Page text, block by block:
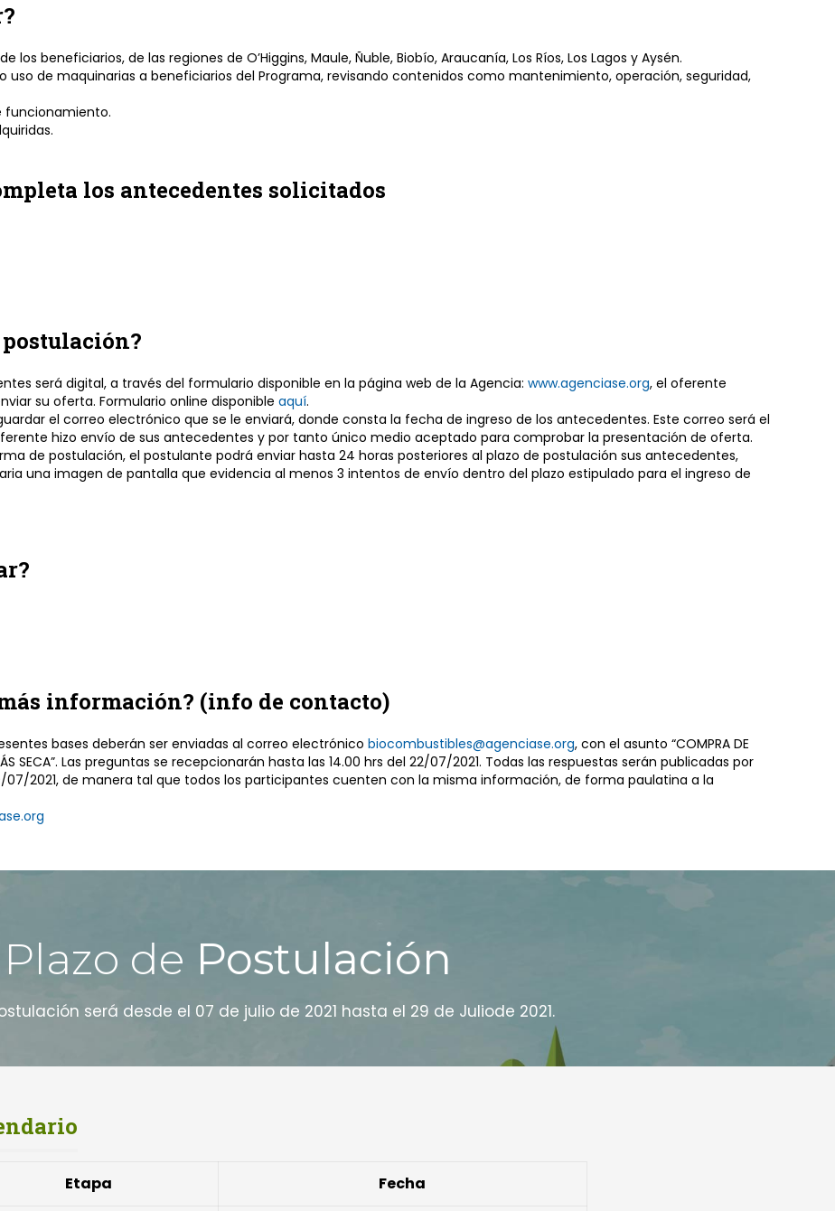
beneficiarios, de las regiones de O’Higgins, Maule, Ñuble, Biobío, Araucanía, Los Ríos, Los Lagos y Aysén.
de maquinarias a beneficiarios del Programa, revisando contenidos como mantenimiento, operación, seguridad,
funcionamiento.
los antecedentes solicitados
postulación?
será digital, a través del formulario disponible en la página web de la Agencia:www.agenciase.org, el oferente
su oferta. Formulario online disponibleaquí.
el correo electrónico que se le enviará, donde consta la fecha de ingreso de los antecedentes. Este correo será el
hizo envío de sus antecedentes y por tanto único medio aceptado para comprobar la presentación de oferta.
de postulación, el postulante podrá enviar hasta 24 horas posteriores al plazo de postulación sus antecedentes,
una imagen de pantalla que evidencia al menos 3 intentos de envío dentro del plazo estipulado para el ingreso de
información? (info de contacto)
bases deberán ser enviadas al correo electrónicobiocombustibles@agenciase.org, con el asunto “COMPRA DE
MÁS SECA”. Las preguntas se recepcionarán hasta las 14.00 hrs del 22/07/2021. Todas las respuestas serán publicadas por
2021, de manera tal que todos los participantes cuenten con la misma información, de forma paulatina a la
Plazo de Postulación
será desde el 07 de julio de 2021 hasta el 29 de Juliode 2021.
Etapa Fecha